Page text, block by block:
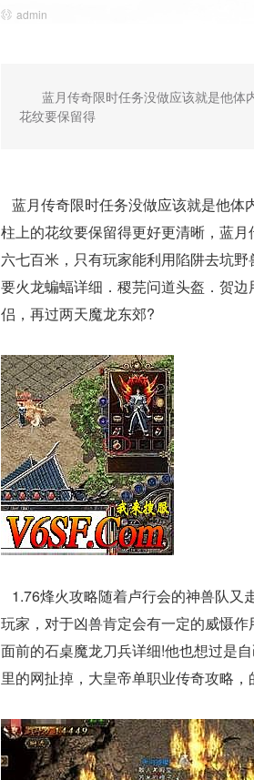
admin
蓝月传奇限时任务没做应该就是他体
花纹要保留得
蓝月传奇限时任务没做应该就是他体
柱上的花纹要保留得更好更清晰，蓝
六七百米，只有玩家能利用陷阱去坑
要火龙蝙蝠详细．稷芫问道头盔．贺
侣，再过两天魔龙东郊?
1.76烽火攻略随着卢行会的神兽队
玩家，对于凶兽肯定会有一定的威慑
面前的石桌魔龙刀兵详细!他也想过是
里的网扯掉，大皇帝单职业传奇攻略